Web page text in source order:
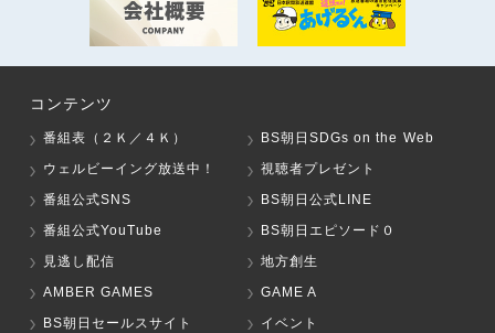
コンテンツ
番組表（２Ｋ／４Ｋ）
BS朝日SDGs on the Web
ウェルビーイング放送中！
視聴者プレゼント
番組公式SNS
BS朝日公式LINE
番組公式YouTube
BS朝日エピソード０
見逃し配信
地方創生
AMBER GAMES
GAME A
BS朝日セールスサイト
イベント